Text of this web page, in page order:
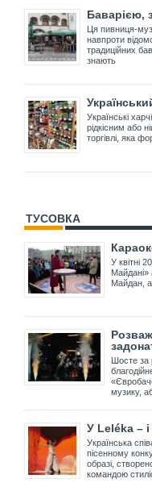
Баварією,
Ця пивниця-
навпроти
традиційних
знають
Українські
рідкісним або
торгівлі, яка
ТУСОВКА
У квітні
Майдан,
Шосте за
музику,
У Leléka –
Українська
пісенному
образі,
командою